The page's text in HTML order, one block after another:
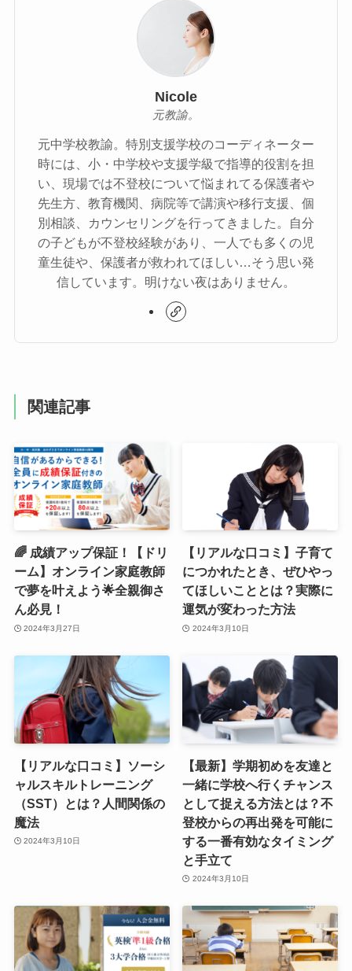
Nicole
元教諭。
元中学校教諭。特別支援学校のコーディネーター
時には、小・中学校や支援学級で指導的役割を担
い、現場では不登校について悩まれてる保護者や
先生方、教育機関、病院等で講演や移行支援、個
別相談、カウンセリングを行ってきました。自分
の子どもが不登校経験があり、一人でも多くの児
童生徒や、保護者が救われてほしい…そう思い発
信しています。明けない夜はありません。
関連記事
🌈 成績アップ保証！【ドリ
ーム】オンライン家庭教師
で夢を叶えよう🌟全親御さ
ん必見！
2024年3月27日
【リアルな口コミ】子育て
につかれたとき、ぜひやっ
てほしいこととは？実際に
運気が変わった方法
2024年3月10日
【リアルな口コミ】ソーシ
ャルスキルトレーニング
（SST）とは？人間関係の
魔法
2024年3月10日
【最新】学期初めを友達と
一緒に学校へ行くチャンス
として捉える方法とは？不
登校からの再出発を可能に
する一番有効なタイミング
と手立て
2024年3月10日